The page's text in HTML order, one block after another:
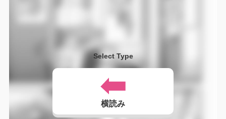
Select Type
横読み